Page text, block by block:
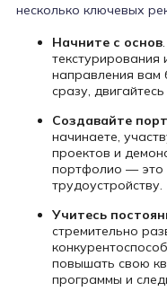
несколько ключевых
Начните с основ
текстурирования
направления вам
сразу,
Создавайте
начинаете,
проектов и
портфолио — это
трудоустройству.
Учитесь
стремительно
повышать свою
программы и